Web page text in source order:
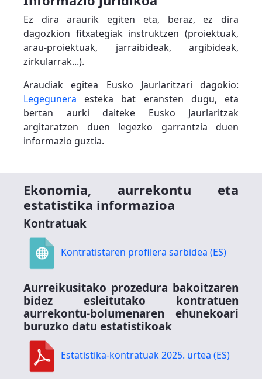
Ez dira araurik egiten eta, beraz, ez dira
dagozkion fitxategiak instruktzen (proiektuak,
arau-proiektuak, jarraibideak, argibideak,
zirkularrak...).
Araudiak egitea Eusko Jaurlaritzari dagokio:
Legegunera esteka bat eransten dugu, eta
bertan aurki daiteke Eusko Jaurlaritzak
argitaratzen duen legezko garrantzia duen
informazio guztia.
Ekonomia, aurrekontu eta
estatistika informazioa
Kontratuak
Kontratistaren profilera sarbidea (ES)
Aurreikusitako prozedura bakoitzaren
bidez esleitutako kontratuen
aurrekontu-bolumenaren ehunekoari
buruzko datu estatistikoak
Estatistika-kontratuak 2025. urtea (ES)